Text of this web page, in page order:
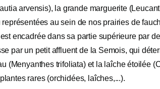
arvensis), la grande marguerite
au sein de nos prairies de
encadrée dans sa partie supérieure par
par un petit affluent de la Semois, qui
(Menyanthes trifoliata) et la laîche étoilée
rares (orchidées, laîches,...).